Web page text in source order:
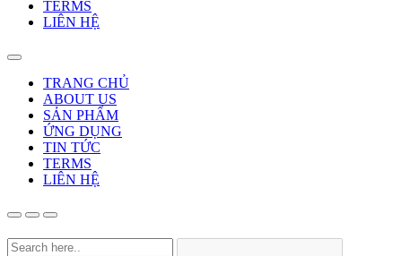
TERMS
LIÊN HỆ
TRANG CHỦ
ABOUT US
SẢN PHẨM
ỨNG DỤNG
TIN TỨC
TERMS
LIÊN HỆ